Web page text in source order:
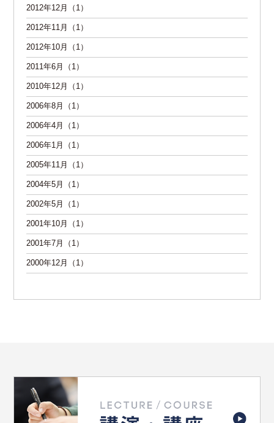
2012年12月（1）
2012年11月（1）
2012年10月（1）
2011年6月（1）
2010年12月（1）
2006年8月（1）
2006年4月（1）
2006年1月（1）
2005年11月（1）
2004年5月（1）
2002年5月（1）
2001年10月（1）
2001年7月（1）
2000年12月（1）